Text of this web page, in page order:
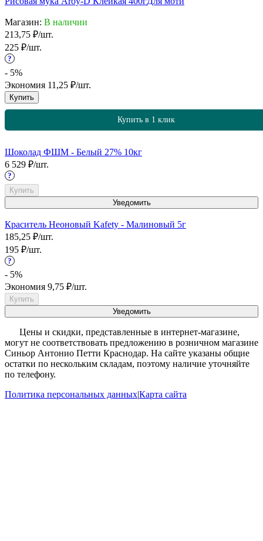
Магазин: В наличии
213,75 ₽/шт.
225 ₽/шт.
?
- 5%
Экономия 11,25 ₽/шт.
Купить
Купить в 1 клик
Шоколад ФШМ - Белый 27% 10кг
6 529 ₽/шт.
?
Купить
Уведомить
Краситель Неоновый Kafety - Малиновый 5г
185,25 ₽/шт.
195 ₽/шт.
?
- 5%
Экономия 9,75 ₽/шт.
Купить
Уведомить
Цены и скидки, представленные в интернет-магазине,
могут не соответствовать предложению в розничном магазине
Синьор Антонио Петти Краснодар. На сайте указаны общие
остатки по нескольким складам, поэтому наличие уточняйте
по телефону.
Политика персональных данных|Карта сайта